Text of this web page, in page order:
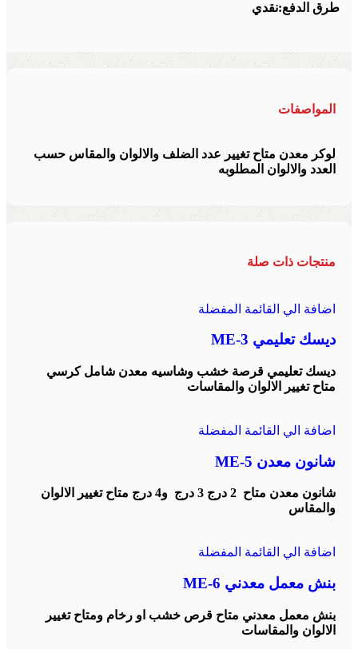
طرق الدفع:نقدي
المواصفات
لوكر معدن متاح تغيير عدد الضلف والالوان والمقاس حسب
العدد والالوان المطلوبه
منتجات ذات صلة
اضافة الي القائمة المفضلة
ديسك تعليمي ME-3
ديسك تعليمي قرصة خشب وشاسيه معدن شامل كرسي
متاح تغيير الالوان والمقاسات
اضافة الي القائمة المفضلة
شانون معدن ME-5
شانون معدن متاح 2 درج 3 درج و4 درج متاح تغيير الالوان
والمقاس
اضافة الي القائمة المفضلة
بنش معمل معدني ME-6
بنش معمل معدني متاح قرص خشب او رخام ومتاح تغيير
الالوان والمقاسات